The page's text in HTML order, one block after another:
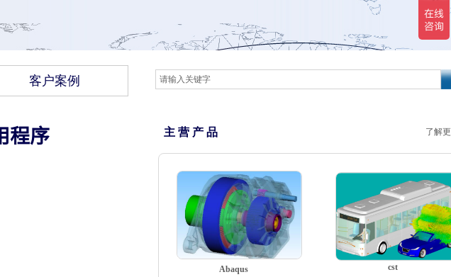
客户案例
程序 主 营 产 品 了解
cst
Abaqus